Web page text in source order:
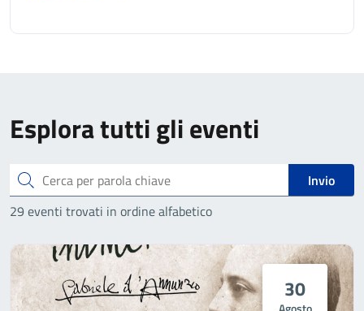
Esplora tutti gli eventi
Cerca
Invio
29 eventi trovati in ordine alfabetico
30